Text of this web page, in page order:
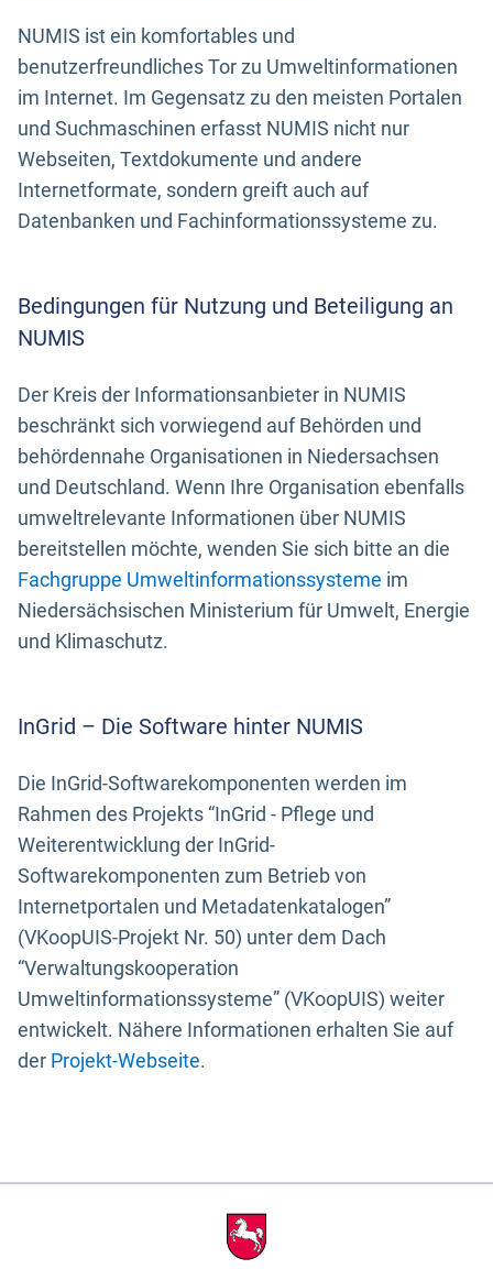
NUMIS ist ein komfortables und
benutzerfreundliches Tor zu Umweltinformationen
im Internet. Im Gegensatz zu den meisten Portalen
und Suchmaschinen erfasst NUMIS nicht nur
Webseiten, Textdokumente und andere
Internetformate, sondern greift auch auf
Datenbanken und Fachinformationssysteme zu.
Bedingungen für Nutzung und Beteiligung an
NUMIS
Der Kreis der Informationsanbieter in NUMIS
beschränkt sich vorwiegend auf Behörden und
behördennahe Organisationen in Niedersachsen
und Deutschland. Wenn Ihre Organisation ebenfalls
umweltrelevante Informationen über NUMIS
bereitstellen möchte, wenden Sie sich bitte an die
Fachgruppe Umweltinformationssysteme im
Niedersächsischen Ministerium für Umwelt, Energie
und Klimaschutz.
InGrid – Die Software hinter NUMIS
Die InGrid-Softwarekomponenten werden im
Rahmen des Projekts “InGrid - Pflege und
Weiterentwicklung der InGrid-
Softwarekomponenten zum Betrieb von
Internetportalen und Metadatenkatalogen”
(VKoopUIS-Projekt Nr. 50) unter dem Dach
“Verwaltungskooperation
Umweltinformationssysteme” (VKoopUIS) weiter
entwickelt. Nähere Informationen erhalten Sie auf
der Projekt-Webseite.